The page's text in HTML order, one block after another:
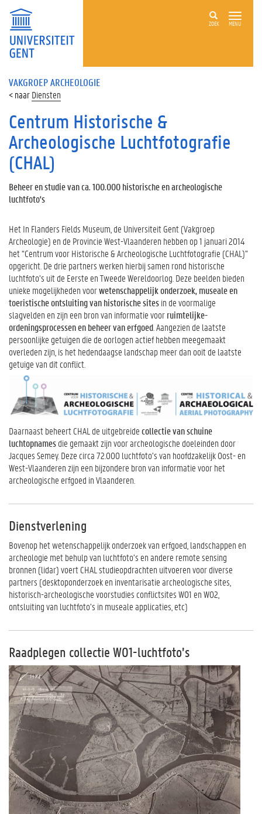
ZOEK MENU
VAKGROEP ARCHEOLOGIE
Diensten
Centrum Historische &
Archeologische Luchtfotografie
(CHAL)
Beheer en studie van ca. 100.000 historische en archeologische
luchtfoto's
Het In Flanders Fields Museum, de Universiteit Gent (Vakgroep
Archeologie) en de Provincie West-Vlaanderen hebben op 1 januari 2014
het “Centrum voor Historische & Archeologische Luchtfotografie (CHAL)”
opgericht. De drie partners werken hierbij samen rond historische
luchtfoto’s uit de Eerste en Tweede Wereldoorlog. Deze beelden bieden
unieke mogelijkheden voorwetenschappelijk onderzoek, museale en
toeristische ontsluiting van historische sitesin de voormalige
slagvelden en zijn een bron van informatie voorruimtelijke-
ordeningsprocessen en beheer van erfgoed . Aangezien de laatste
persoonlijke getuigen die de oorlogen actief hebben meegemaakt
overleden zijn, is het hedendaagse landschap meer dan ooit de laatste
getuige van dit conflict.
Daarnaast beheert CHAL de uitgebreidecollectie van schuine
luchtopnamesdie gemaakt zijn voor archeologische doeleinden door
Jacques Semey. Deze circa 72.000 luchtfoto’s van hoofdzakelijk Oost- en
West-Vlaanderen zijn een bijzondere bron van informatie voor het
archeologische erfgoed in Vlaanderen.
Dienstverlening
Bovenop het wetenschappelijk onderzoek van erfgoed, landschappen en
archeologie met behulp van luchtfoto’s en andere remote sensing
bronnen (lidar) voert CHAL studieopdrachten uitvoeren voor diverse
partners (desktoponderzoek en inventarisatie archeologische sites,
historisch-archeologische voorstudies conflictsites WO1 en WO2,
ontsluiting van luchtfoto’s in museale applicaties, etc)
Raadplegen collectie WO1-luchtfoto’s